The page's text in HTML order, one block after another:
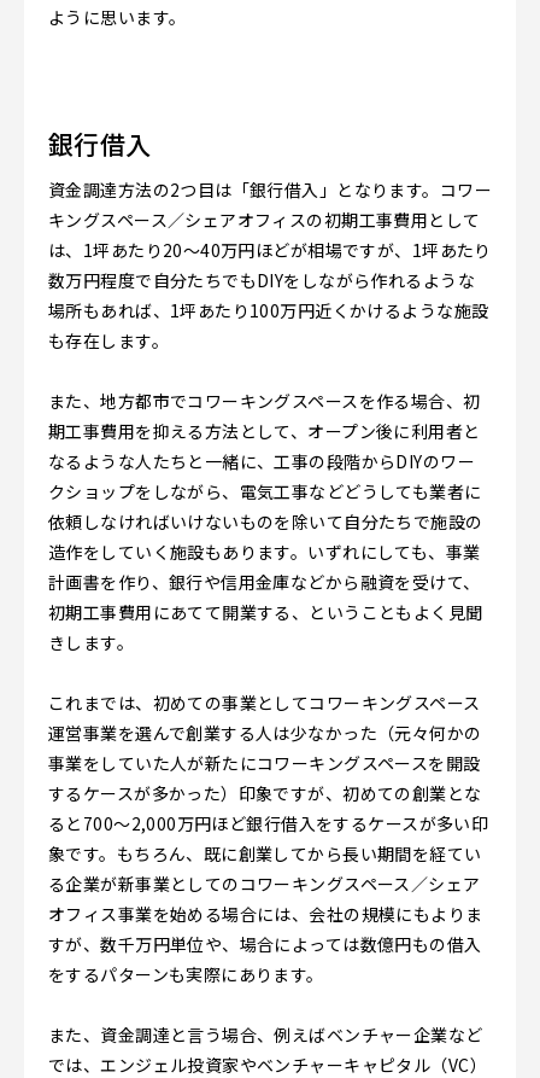
ように思います。
銀行借入
資金調達方法の2つ目は「銀行借入」となります。コワー
キングスペース／シェアオフィスの初期工事費用として
は、1坪あたり20～40万円ほどが相場ですが、1坪あたり
数万円程度で自分たちでもDIYをしながら作れるような
場所もあれば、1坪あたり100万円近くかけるような施設
も存在します。
また、地方都市でコワーキングスペースを作る場合、初
期工事費用を抑える方法として、オープン後に利用者と
なるような人たちと一緒に、工事の段階からDIYのワー
クショップをしながら、電気工事などどうしても業者に
依頼しなければいけないものを除いて自分たちで施設の
造作をしていく施設もあります。いずれにしても、事業
計画書を作り、銀行や信用金庫などから融資を受けて、
初期工事費用にあてて開業する、ということもよく見聞
きします。
これまでは、初めての事業としてコワーキングスペース
運営事業を選んで創業する人は少なかった（元々何かの
事業をしていた人が新たにコワーキングスペースを開設
するケースが多かった）印象ですが、初めての創業とな
ると700～2,000万円ほど銀行借入をするケースが多い印
象です。もちろん、既に創業してから長い期間を経てい
る企業が新事業としてのコワーキングスペース／シェア
オフィス事業を始める場合には、会社の規模にもよりま
すが、数千万円単位や、場合によっては数億円もの借入
をするパターンも実際にあります。
また、資金調達と言う場合、例えばベンチャー企業など
では、エンジェル投資家やベンチャーキャピタル（VC）